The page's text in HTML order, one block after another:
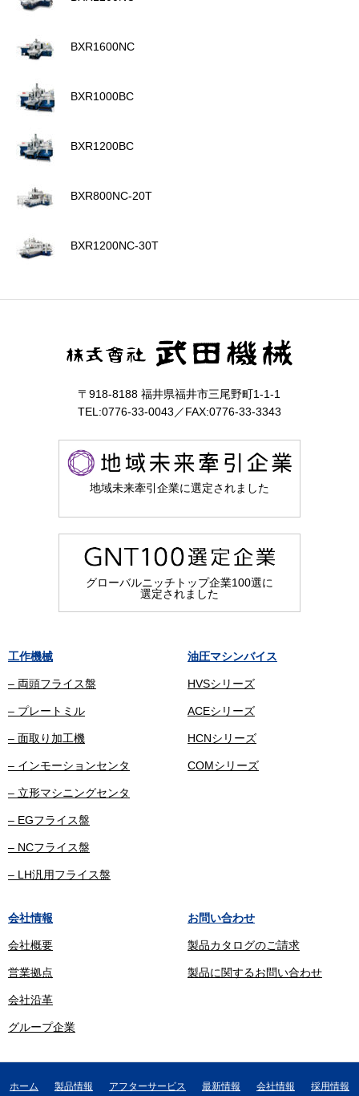
BXR1600NC
BXR1000BC
BXR1200BC
BXR800NC-20T
BXR1200NC-30T
〒918-8188 福井県福井市三尾野町1-1-1
TEL:0776-33-0043／FAX:0776-33-3343
地域未来牽引企業に選定されました
グローバルニッチトップ企業100選に
選定されました
工作機械
– 両頭フライス盤
– プレートミル
– 面取り加工機
– インモーションセンタ
– 立形マシニングセンタ
– EGフライス盤
– NCフライス盤
– LH汎用フライス盤
油圧マシンバイス
HVSシリーズ
ACEシリーズ
HCNシリーズ
COMシリーズ
会社情報
会社概要
営業拠点
会社沿革
グループ企業
お問い合わせ
製品カタログのご請求
製品に関するお問い合わせ
ホーム 製品情報 アフターサービス 最新情報 会社情報 採用情報